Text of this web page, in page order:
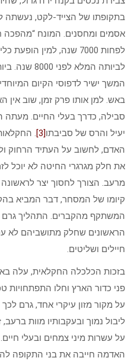
בתקופתו של הצייד-לקט, נעשתה
אסמים ומחסנים. המונח “מהפכה
לביותה המלא
המשך ישיר לדפוסי הקיום
באש. למן אותו פרק זמן, שוב
סבילה, כדרך בעלי החיים. מעתה
יעיל והרס של סביבתו[3]
.
האדם, לחשוב על העתיד הרחוק
את חלק מגרגרי החיטה לא יוכל
מרעב. הצורך לחסוך יצר לראשונה
קיומו של המסחר, דבר המביא
המשתקף מהקברים. התהליך גרם
הראשונים שחלק מתושביהם לא
חיילים ושליטים.
בזכות הכלכלה החקלאית, עלה
פני כדור הארץ וחלו התפתחויות
על מקור מזון עיקרי אחד, גרם
ליבול נמוך ובעקבותיו מוות
על עשרות מיני צמחים ובעלי
האדמה חייבה את בני התקופה